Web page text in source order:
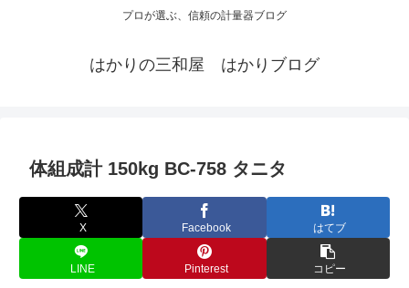
プロが選ぶ、信頼の計量器ブログ
はかりの三和屋 はかりブログ
体組成計 150kg BC-758 タニタ
X Facebook はてブ
LINE Pinterest コピー